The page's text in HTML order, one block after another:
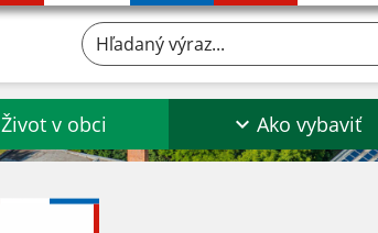
Hľadaný výraz...
Život v obci Ako vybaviť